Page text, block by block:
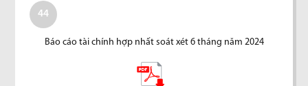
44
Báo cáo tài chính hợp nhất soát xét 6 tháng năm 2024